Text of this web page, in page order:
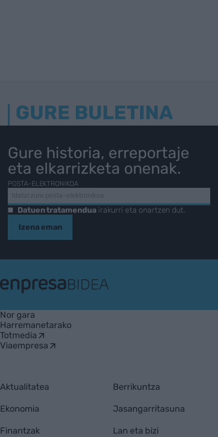
GURE BULETINA
Gure historia, erreportaje
eta elkarrizketa onenak.
POSTA-ELEKTRONIKOA
Datuen tratamenduairakurri eta onartzen dut.
Izena eman
Nor gara
Harremanetarako
Totmedia
Viaempresa
Aktualitatea
Ekonomia
Finantzak
Berrikuntza
Jasangarritasuna
Lan eta bizi